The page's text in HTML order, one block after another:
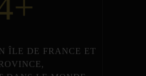
ÎLE DE FRANCE ET
,